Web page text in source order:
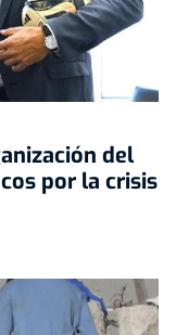
del
por la crisis